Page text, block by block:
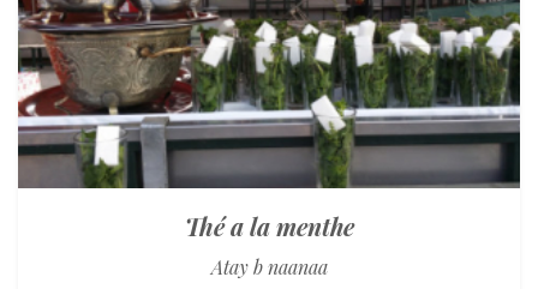
Thé a la menthe
Atay b naanaa